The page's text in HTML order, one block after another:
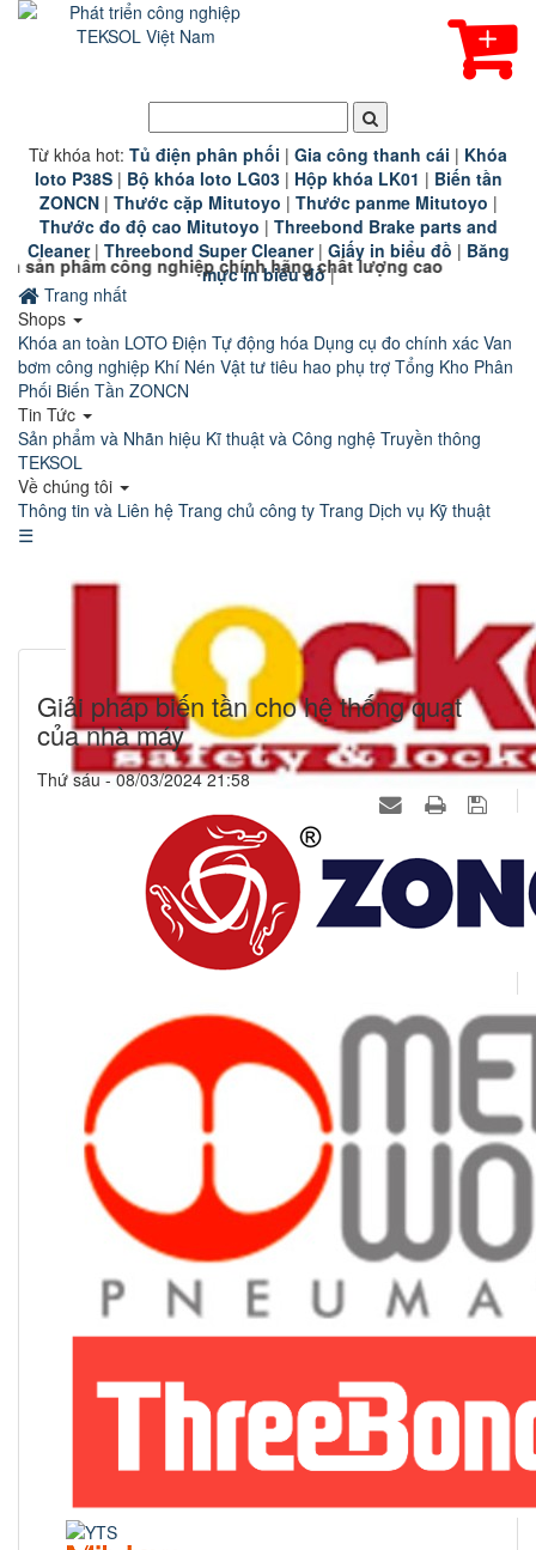
Từ khóa hot: Tủ điện phân phối | Gia công thanh cái | Khóa
loto P38S| Bộ khóa loto LG03| Hộp khóa LK01 | Biến tần
ZONCN| Thước cặp Mitutoyo | Thước panme Mitutoyo |
Thước đo độ cao Mitutoyo | Threebond Brake parts and
Cleaner| Threebond Super Cleaner| Giấy in biểu đồ | Băng
mực in biểu đồ |
công nghiệp chính hãng chất lượng cao đang chờ đón Quý
Trang nhất
Shops
Khóa an toàn LOTO Điện Tự động hóa Dụng cụ đo chính xác Van
bơm công nghiệp Khí Nén Vật tư tiêu hao phụ trợ Tổng Kho Phân
Phối Biến Tần ZONCN
Tin Tức
Sản phẩm và Nhãn hiệu Kĩ thuật và Công nghệ Truyền thông
TEKSOL
Về chúng tôi
Thông tin và Liên hệ Trang chủ công ty Trang Dịch vụ Kỹ thuật
☰
Giải pháp biến tần cho hệ thống quạt
của nhà máy
Thứ sáu - 08/03/2024 21:58